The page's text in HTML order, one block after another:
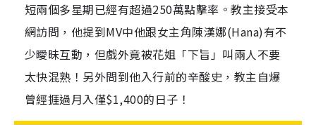
短兩個多星期已經有超過250萬點擊率。教主接受本
網訪問，他提到MV中他跟女主角陳漢娜(Hana)有不
少曖昧互動，但戲外竟被花姐「下旨」叫兩人不要
太快混熟！另外問到他入行前的辛酸史，教主自爆
曾經捱過月入僅$1,400的日子！